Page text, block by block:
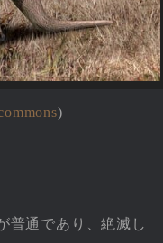
)
普通であり、絶滅し